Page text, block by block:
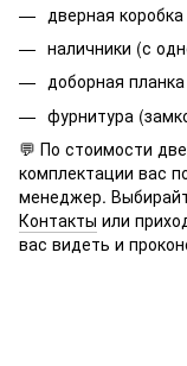
дверная коробка
наличники (с
доборная
фурнитура
💬 По стоимости
комплектации вас
менеджер.
Контакты или
вас видеть и